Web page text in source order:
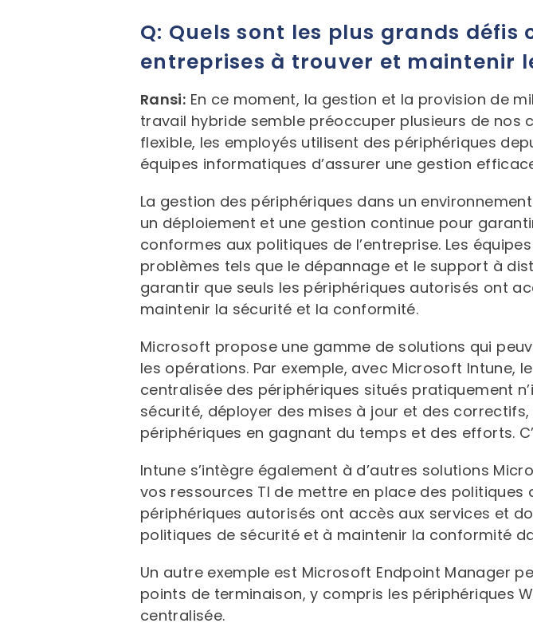
Q: Quels sont les plus grands
entreprises à trouver et maintenir
Ransi: En ce moment, la gestion et la provision de
travail hybride semble préoccuper plusieurs de nos
flexible, les employés utilisent des périphériques
équipes informatiques d’assurer une gestion
La gestion des périphériques dans un
un déploiement et une gestion continue pour
conformes aux politiques de l’entreprise. Les
problèmes tels que le dépannage et le support à
garantir que seuls les périphériques autorisés ont
maintenir la sécurité et la conformité.
Microsoft propose une gamme de solutions qui
les opérations. Par exemple, avec Microsoft Intune,
centralisée des périphériques situés pratiquement
sécurité, déployer des mises à jour et des
périphériques en gagnant du temps et des efforts.
Intune s’intègre également à d’autres solutions
vos ressources TI de mettre en place des
périphériques autorisés ont accès aux services et
politiques de sécurité et à maintenir la conformité
Un autre exemple est Microsoft Endpoint Manager
points de terminaison, y compris les périphériques
centralisée.